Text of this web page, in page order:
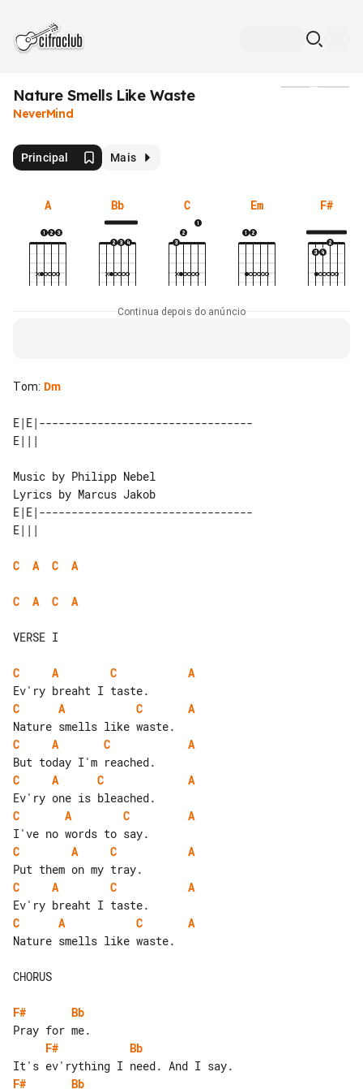
Nature Smells Like Waste
NeverMind
Principal Mais
A Bb C Em F#
Continua depois do anúncio
Tom: Dm
E|E|---------------------------------
Music by Philipp Nebel
E|E|---------------------------------
C A C A
C A C A
VERSE I
C A C
A
C
A C
A
C
A C
A
C
A C
A
C
A C
A
C
A C
A
C
A C
A
C
A C
A
Nature smells like waste.
CHORUS
F#
Bb
F#
Bb
F#
Bb